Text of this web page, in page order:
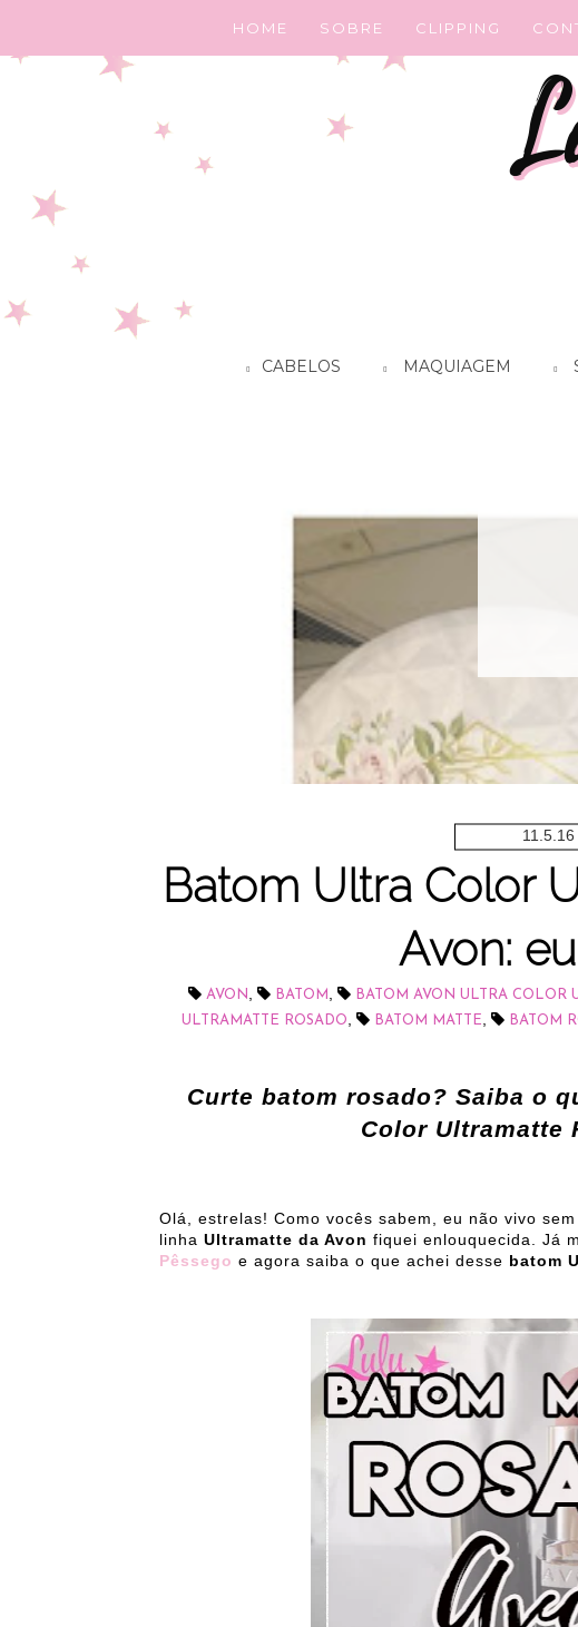
HOME SOBRE CLIPPING
CABELOS MAQUIAGEM
11.5.16
Batom Ultra Color
Avon:
AVON BATOM BATOM AVON ULTRA COLOR
ULTRAMATTE ROSADO
BATOM MATTE BATOM
Curte batom rosado? Saiba o
Color Ultramatte
Olá, estrelas! Como vocês sabem, eu não vivo
linha Ultramatte da Avon fiquei enlouquecida. Já
Pêssego e agora saiba o que achei desse batom